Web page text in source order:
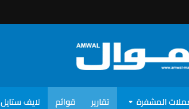
المشفرة تقارير قوائم لايف ستايل